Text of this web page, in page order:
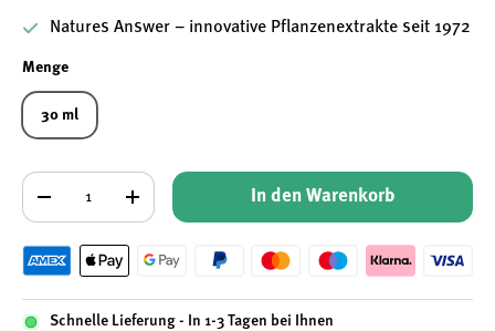
Natures Answer – innovative Pflanzenextrakte seit 1972
Menge
30 ml
Anzahl
+ In den Warenkorb
Schnelle Lieferung - In 1-3 Tagen bei Ihnen